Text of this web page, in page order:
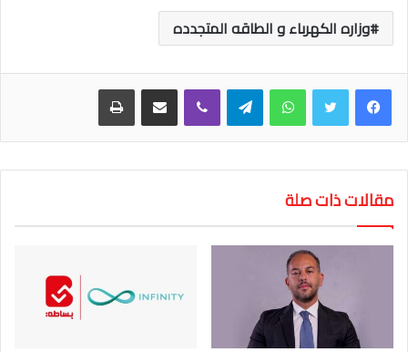
وزاره الكهرباء و الطاقه المتجدده
واتساب تيلقرام
مقالات ذات صلة